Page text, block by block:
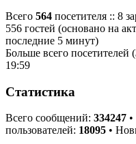
Всего 564 посетителя :: 8
556 гостей (основано на
последние 5 минут)
Больше всего посетителей (
19:59
Статистика
Всего сообщений: 334247
пользователей: 18095 •